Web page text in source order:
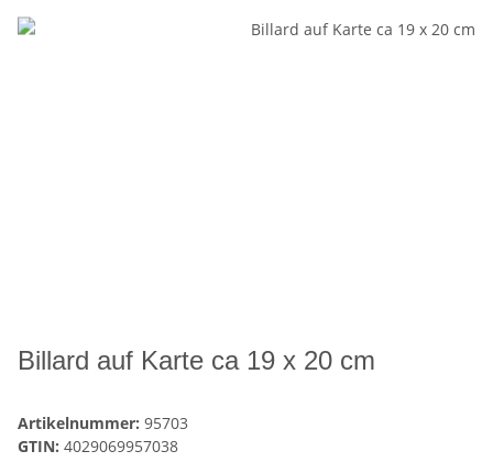
Billard auf Karte ca 19 x 20 cm
Artikelnummer: 95703
GTIN: 4029069957038